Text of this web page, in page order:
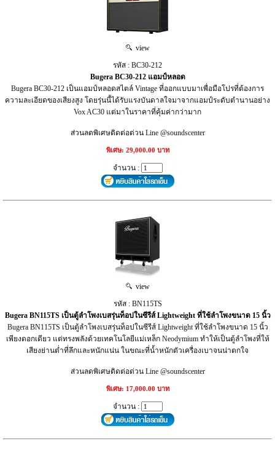
view
รหัส : BC30-212
Bugera BC30-212 แอมป์หลอด
Bugera BC30-212 เป็นแอมป์หลอดสไตล์ Vintage ที่ออกแบบมาเพื่อมือโปรที่ต้องการ
ความละเอียดของเสียงสูง โดยรุ่นนี้ได้รับแรงบันดาลใจมาจากแอมป์ระดับตำนานอย่าง
Vox AC30 แต่มาในราคาที่คุ้มค่ากว่ามาก
ส่วนลดพิเศษติดต่อด่วน Line @soundscenter
พิเศษ: 29,000.00 บาท
จำนวน :
view
รหัส : BN115TS
Bugera BN115TS เป็นตู้ลำโพงเบสรุ่นท็อปในซีรีส์ Lightweight ที่ใช้ลำโพงขนาด 15 นิ้ว
Bugera BN115TS เป็นตู้ลำโพงเบสรุ่นท็อปในซีรีส์ Lightweight ที่ใช้ลำโพงขนาด 15 นิ้ว
เพียงดอกเดียว แต่ทรงพลังด้วยเทคโนโลยีแม่เหล็ก Neodymium ทำให้เป็นตู้ลำโพงที่ให้
เสียงย่านต่ำที่ลึกและหนักแน่น ในขณะที่น้ำหนักตัวเครื่องเบาจนน่าตกใจ
ส่วนลดพิเศษติดต่อด่วน Line @soundscenter
พิเศษ: 17,000.00 บาท
จำนวน :